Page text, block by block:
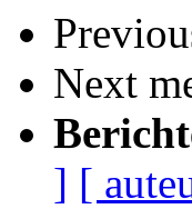
Next
] [